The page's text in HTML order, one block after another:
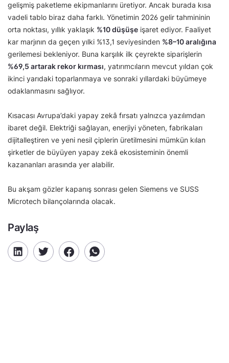
gelişmiş paketleme ekipmanlarını üretiyor. Ancak burada kısa
vadeli tablo biraz daha farklı. Yönetimin 2026 gelir tahmininin
orta noktası, yıllık yaklaşık %10 düşüşe işaret ediyor. Faaliyet
kar marjının da geçen yılki %13,1 seviyesinden %8–10 aralığına
gerilemesi bekleniyor. Buna karşılık ilk çeyrekte siparişlerin
%69,5 artarak rekor kırması, yatırımcıların mevcut yıldan çok
ikinci yarıdaki toparlanmaya ve sonraki yıllardaki büyümeye
odaklanmasını sağlıyor.
Kısacası Avrupa’daki yapay zekâ fırsatı yalnızca yazılımdan
ibaret değil. Elektriği sağlayan, enerjiyi yöneten, fabrikaları
dijitalleştiren ve yeni nesil çiplerin üretilmesini mümkün kılan
şirketler de büyüyen yapay zekâ ekosisteminin önemli
kazananları arasında yer alabilir.
Bu akşam gözler kapanış sonrası gelen Siemens ve SUSS
Microtech bilançolarında olacak.
Paylaş